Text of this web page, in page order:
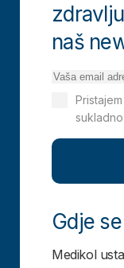
naš
Gdje
Medikol